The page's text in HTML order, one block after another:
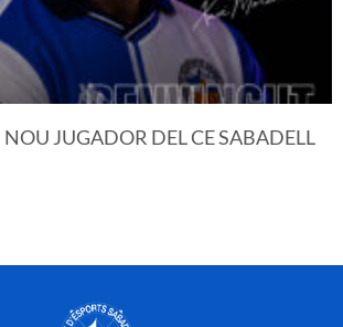
JUGADOR DEL CE SABADELL